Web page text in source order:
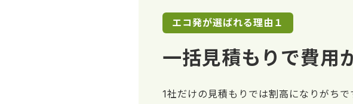
エコ発が選ばれる理由１
一括見積もりで費用
1社だけの見積もりでは割高になりがちで